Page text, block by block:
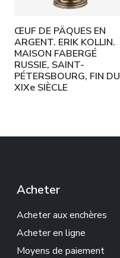
ŒUF DE PÂQUES EN
ARGENT. ERIK KOLLIN.
MAISON FABERGÉ
RUSSIE, SAINT-
PÉTERSBOURG, FIN DU
XIXe SIÈCLE
Acheter
Acheter aux enchères
Acheter en ligne
Moyens de paiement